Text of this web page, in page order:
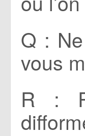
Q :
vous
R :